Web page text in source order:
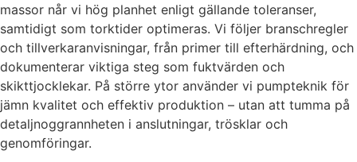
massor når vi hög planhet enligt gällande toleranser,
samtidigt som torktider optimeras. Vi följer branschregler
och tillverkaranvisningar, från primer till efterhärdning, och
dokumenterar viktiga steg som fuktvärden och
skikttjocklekar. På större ytor använder vi pumpteknik för
jämn kvalitet och effektiv produktion – utan att tumma på
detaljnoggrannheten i anslutningar, trösklar och
genomföringar.